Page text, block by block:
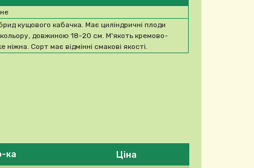
кущового кабачка. Має циліндричні плоди
довжиною 18-20 см. М'якоть кремово-
ніжна. Сорт має відмінні смакові якості.
ка Ціна